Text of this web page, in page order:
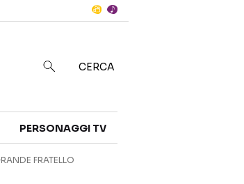
CERCA
PERSONAGGI TV
FRATELLO